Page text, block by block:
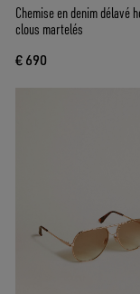
Chemise en denim délavé
clous martelés
€ 690